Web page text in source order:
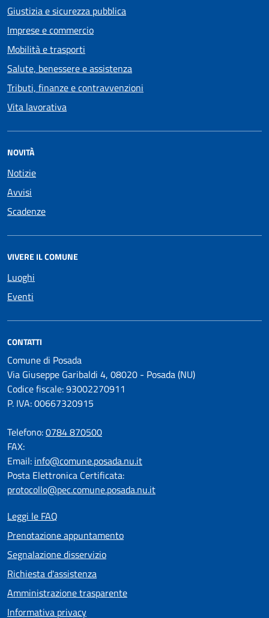
Giustizia e sicurezza pubblica
Imprese e commercio
Mobilità e trasporti
Salute, benessere e assistenza
Tributi, finanze e contravvenzioni
Vita lavorativa
NOVITÀ
Notizie
Avvisi
Scadenze
VIVERE IL COMUNE
Luoghi
Eventi
CONTATTI
Comune di Posada
Via Giuseppe Garibaldi 4, 08020 - Posada (NU)
Codice fiscale: 93002270911
P. IVA: 00667320915
Telefono:0784 870500
FAX:
Email: info@comune.posada.nu.it
Posta Elettronica Certificata:
protocollo@pec.comune.posada.nu.it
Leggi le FAQ
Prenotazione appuntamento
Segnalazione disservizio
Richiesta d'assistenza
Amministrazione trasparente
Informativa privacy